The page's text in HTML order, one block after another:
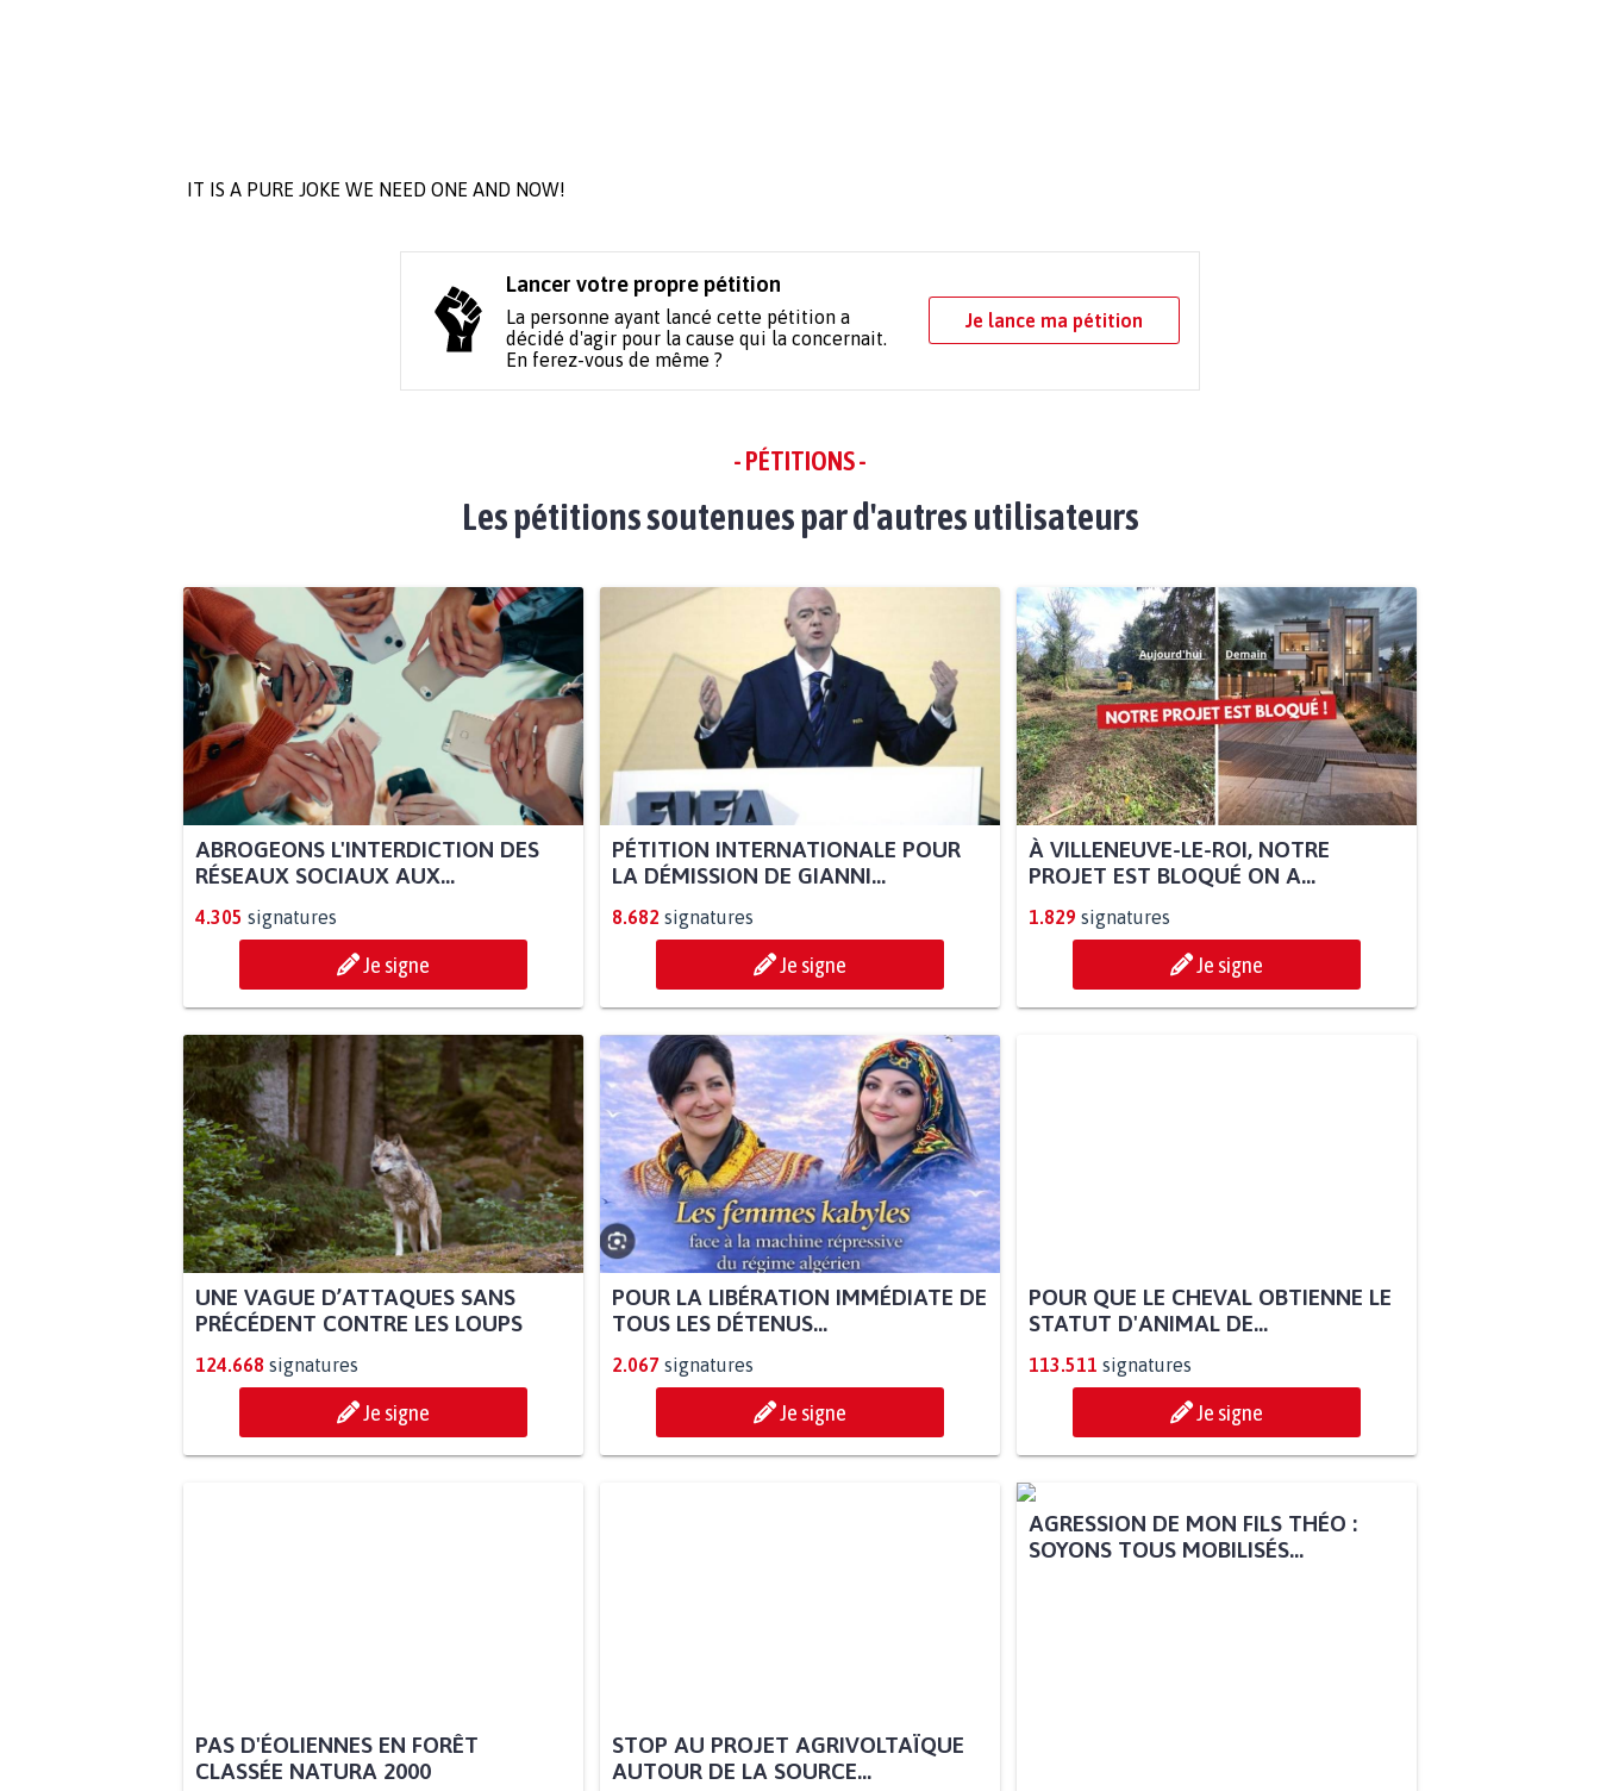
IT IS A PURE JOKE WE NEED ONE AND NOW!
Lancer votre propre pétition
La personne ayant lancé cette pétition a
décidé d'agir pour la cause qui la concernait.
En ferez-vous de même ?
Je lance ma pétition
- PÉTITIONS -
Les pétitions soutenues par d'autres utilisateurs
ABROGEONS L'INTERDICTION DES
RÉSEAUX SOCIAUX AUX...
4.305 signatures
Je signe
PÉTITION INTERNATIONALE POUR
LA DÉMISSION DE GIANNI...
8.682 signatures
Je signe
À VILLENEUVE-LE-ROI, NOTRE
PROJET EST BLOQUÉ ON A...
1.829 signatures
Je signe
UNE VAGUE D’ATTAQUES SANS
PRÉCÉDENT CONTRE LES LOUPS
124.668 signatures
Je signe
POUR LA LIBÉRATION IMMÉDIATE DE
TOUS LES DÉTENUS...
2.067 signatures
Je signe
POUR QUE LE CHEVAL OBTIENNE LE
STATUT D'ANIMAL DE...
113.511 signatures
Je signe
PAS D'ÉOLIENNES EN FORÊT
CLASSÉE NATURA 2000
STOP AU PROJET AGRIVOLTAÏQUE
AUTOUR DE LA SOURCE...